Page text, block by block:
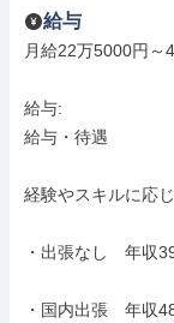
給与
月給22万5000円～
給与:
給与・待遇
経験やスキルに応
・出張なし　年収
・国内出張　年収